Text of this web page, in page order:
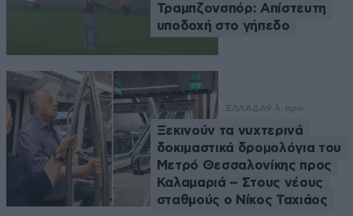
Τραμπζονσπόρ: Απίστευτη
υποδοχή στο γήπεδο
ΕΛΛΑΔΑ9 λ. πριν
Ξεκινούν τα νυχτερινά
δοκιμαστικά δρομολόγια του
Μετρό Θεσσαλονίκης προς
Καλαμαριά – Στους νέους
σταθμούς ο Νίκος Ταχιάος